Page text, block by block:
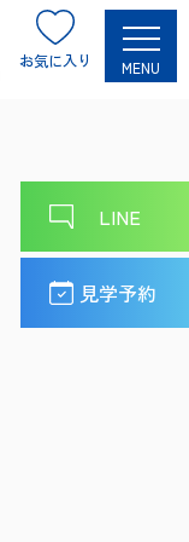
お気に入り MENU
LINE
見学予約